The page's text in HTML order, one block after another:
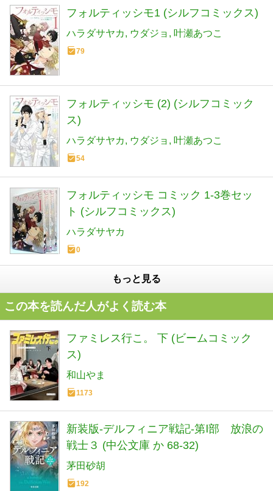
フォルティッシモ1 (シルフコミックス)
ハラダサヤカ ウダジョ 叶瀬あつこ
79
フォルティッシモ (2) (シルフコミック
ス)
ハラダサヤカ ウダジョ 叶瀬あつこ
54
フォルティッシモ コミック 1-3巻セッ
ト (シルフコミックス)
ハラダサヤカ
0
もっと見る
この本を読んだ人がよく読む本
ファミレス行こ。 下 (ビームコミック
ス)
和山やま
1173
新装版-デルフィニア戦記-第Ⅰ部 放浪の
戦士３ (中公文庫 か 68-32)
茅田砂胡
192